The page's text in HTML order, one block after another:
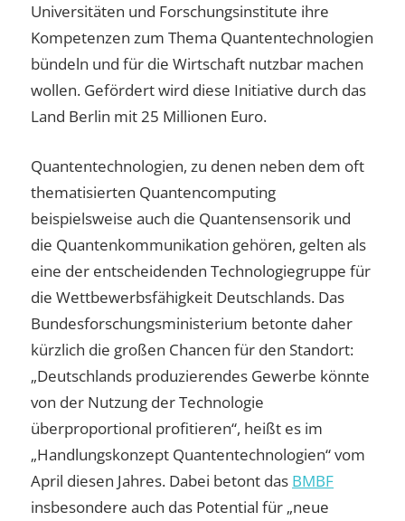
Universitäten und Forschungsinstitute ihre
Kompetenzen zum Thema Quantentechnologien
bündeln und für die Wirtschaft nutzbar machen
wollen. Gefördert wird diese Initiative durch das
Land Berlin mit 25 Millionen Euro.
Quantentechnologien, zu denen neben dem oft
thematisierten Quantencomputing
beispielsweise auch die Quantensensorik und
die Quantenkommunikation gehören, gelten als
eine der entscheidenden Technologiegruppe für
die Wettbewerbsfähigkeit Deutschlands. Das
Bundesforschungsministerium betonte daher
kürzlich die großen Chancen für den Standort:
„Deutschlands produzierendes Gewerbe könnte
von der Nutzung der Technologie
überproportional profitieren“, heißt es im
„Handlungskonzept Quantentechnologien“ vom
April diesen Jahres. Dabei betont das BMBF
insbesondere auch das Potential für „neue